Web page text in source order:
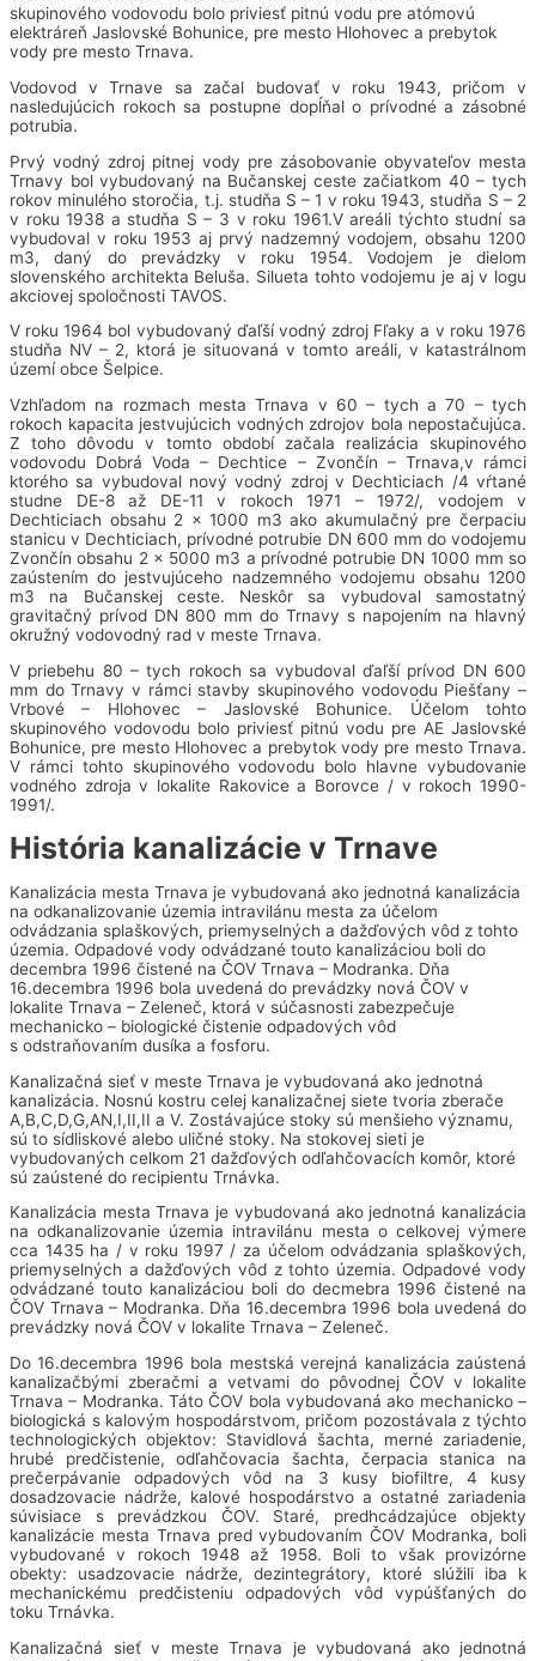
skupinového vodovodu bolo priviesť pitnú vodu pre atómovú
elektráreň Jaslovské Bohunice, pre mesto Hlohovec a prebytok
vody pre mesto Trnava.
Vodovod v Trnave sa začal budovať v roku 1943, pričom v
nasledujúcich rokoch sa postupne dopĺňal o prívodné a zásobné
potrubia.
Prvý vodný zdroj pitnej vody pre zásobovanie obyvateľov mesta
Trnavy bol vybudovaný na Bučanskej ceste začiatkom 40 – tych
rokov minulého storočia, t.j. studňa S – 1 v roku 1943, studňa S – 2
v roku 1938 a studňa S – 3 v roku 1961.V areáli týchto studní sa
vybudoval v roku 1953 aj prvý nadzemný vodojem, obsahu 1200
m3, daný do prevádzky v roku 1954. Vodojem je dielom
slovenského architekta Beluša. Silueta tohto vodojemu je aj v logu
akciovej spoločnosti TAVOS.
V roku 1964 bol vybudovaný ďaľší vodný zdroj Fľaky a v roku 1976
studňa NV – 2, ktorá je situovaná v tomto areáli, v katastrálnom
území obce Šelpice.
Vzhľadom na rozmach mesta Trnava v 60 – tych a 70 – tych
rokoch kapacita jestvujúcich vodných zdrojov bola nepostačujúca.
Z toho dôvodu v tomto období začala realizácia skupinového
vodovodu Dobrá Voda – Dechtice – Zvončín – Trnava,v rámci
ktorého sa vybudoval nový vodný zdroj v Dechticiach /4 vŕtané
studne DE-8 až DE-11 v rokoch 1971 – 1972/, vodojem v
Dechticiach obsahu 2 x 1000 m3 ako akumulačný pre čerpaciu
stanicu v Dechticiach, prívodné potrubie DN 600 mm do vodojemu
Zvončín obsahu 2 x 5000 m3 a prívodné potrubie DN 1000 mm so
zaústením do jestvujúceho nadzemného vodojemu obsahu 1200
m3 na Bučanskej ceste. Neskôr sa vybudoval samostatný
gravitačný prívod DN 800 mm do Trnavy s napojením na hlavný
okružný vodovodný rad v meste Trnava.
V priebehu 80 – tych rokoch sa vybudoval ďaľší prívod DN 600
mm do Trnavy v rámci stavby skupinového vodovodu Piešťany –
Vrbové – Hlohovec – Jaslovské Bohunice. Účelom tohto
skupinového vodovodu bolo priviesť pitnú vodu pre AE Jaslovské
Bohunice, pre mesto Hlohovec a prebytok vody pre mesto Trnava.
V rámci tohto skupinového vodovodu bolo hlavne vybudovanie
vodného zdroja v lokalite Rakovice a Borovce / v rokoch 1990-
1991/.
História kanalizácie v Trnave
Kanalizácia mesta Trnava je vybudovaná ako jednotná kanalizácia
na odkanalizovanie územia intravilánu mesta za účelom
odvádzania splaškových, priemyselných a dažďových vôd z tohto
územia. Odpadové vody odvádzané touto kanalizáciou boli do
decembra 1996 čistené na ČOV Trnava – Modranka. Dňa
16.decembra 1996 bola uvedená do prevádzky nová ČOV v
lokalite Trnava – Zeleneč, ktorá v súčasnosti zabezpečuje
mechanicko – biologické čistenie odpadových vôd
s odstraňovaním dusíka a fosforu.
Kanalizačná sieť v meste Trnava je vybudovaná ako jednotná
kanalizácia. Nosnú kostru celej kanalizačnej siete tvoria zberače
A,B,C,D,G,AN,I,II,II a V. Zostávajúce stoky sú menšieho významu,
sú to sídliskové alebo uličné stoky. Na stokovej sieti je
vybudovaných celkom 21 dažďových odľahčovacích komôr, ktoré
sú zaústené do recipientu Trnávka.
Kanalizácia mesta Trnava je vybudovaná ako jednotná kanalizácia
na odkanalizovanie územia intravilánu mesta o celkovej výmere
cca 1435 ha / v roku 1997 / za účelom odvádzania splaškových,
priemyselných a dažďových vôd z tohto územia. Odpadové vody
odvádzané touto kanalizáciou boli do decmebra 1996 čistené na
ČOV Trnava – Modranka. Dňa 16.decembra 1996 bola uvedená do
prevádzky nová ČOV v lokalite Trnava – Zeleneč.
Do 16.decembra 1996 bola mestská verejná kanalizácia zaústená
kanalizačbými zberačmi a vetvami do pôvodnej ČOV v lokalite
Trnava – Modranka. Táto ČOV bola vybudovaná ako mechanicko –
biologická s kalovým hospodárstvom, pričom pozostávala z týchto
technologických objektov: Stavidlová šachta, merné zariadenie,
hrubé predčistenie, odľahčovacia šachta, čerpacia stanica na
prečerpávanie odpadových vôd na 3 kusy biofiltre, 4 kusy
dosadzovacie nádrže, kalové hospodárstvo a ostatné zariadenia
súvisiace s prevádzkou ČOV. Staré, predhcádzajúce objekty
kanalizácie mesta Trnava pred vybudovaním ČOV Modranka, boli
vybudované v rokoch 1948 až 1958. Boli to však provizórne
obekty: usadzovacie nádrže, dezintegrátory, ktoré slúžili iba k
mechanickému predčisteniu odpadových vôd vypúšťaných do
toku Trnávka.
Kanalizačná sieť v meste Trnava je vybudovaná ako jednotná